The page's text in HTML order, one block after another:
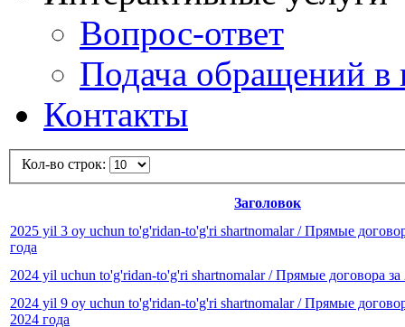
Вопрос-ответ
Подача обращений в
Контакты
Кол-во строк:
Заголовок
2025 yil 3 oy uchun to'g'ridan-to'g'ri shartnomalar / Прямые
года
2024 yil uchun to'g'ridan-to'g'ri shartnomalar / Прямые договора за
2024 yil 9 oy uchun to'g'ridan-to'g'ri shartnomalar / Прямые
2024 года